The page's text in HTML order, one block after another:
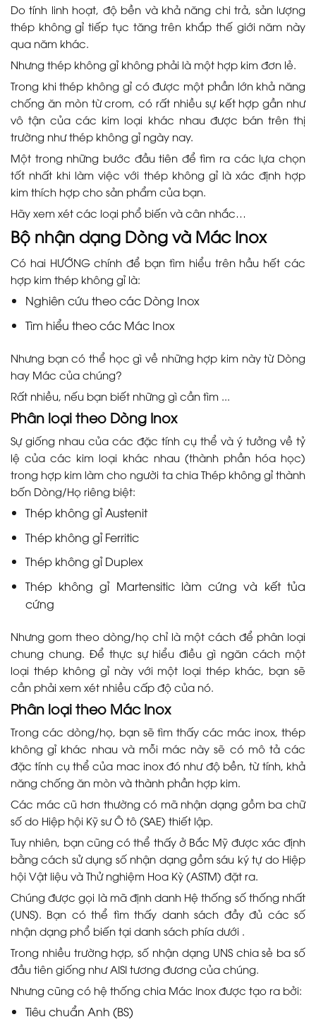
Do tính linh hoạt, độ bền và khả năng chi trả, sản lượng
thép không gỉ tiếp tục tăng trên khắp thế giới năm này
qua năm khác.
Nhưng thép không gỉ không phải là một hợp kim đơn lẻ.
Trong khi thép không gỉ có được một phần lớn khả năng
chống ăn mòn từ crom, có rất nhiều sự kết hợp gần như
vô tận của các kim loại khác nhau được bán trên thị
trường như thép không gỉ ngày nay.
Một trong những bước đầu tiên để tìm ra các lựa chọn
tốt nhất khi làm việc với thép không gỉ là xác định hợp
kim thích hợp cho sản phẩm của bạn.
Hãy xem xét các loại phổ biến và cân nhắc…
Bộ nhận dạng Dòng và Mác Inox
Có hai HƯỚNG chính để bạn tìm hiểu trên hầu hết các
hợp kim thép không gỉ là:
Nghiên cứu theo các Dòng Inox
Tìm hiểu theo các Mác Inox
Nhưng bạn có thể học gì về những hợp kim này từ Dòng
hay Mác của chúng?
Rất nhiều, nếu bạn biết những gì cần tìm ...
Phân loại theo Dòng Inox
Sự giống nhau của các đặc tính cụ thể và ý tưởng về tỷ
lệ của các kim loại khác nhau (thành phần hóa học)
trong hợp kim làm cho người ta chia Thép không gỉ thành
bốn Dòng/Họ riêng biệt:
Thép không gỉ Austenit
Thép không gỉ Ferritic
Thép không gỉ Duplex
Thép không gỉ Martensitic làm cứng và kết tủa
cứng
Nhưng gom theo dòng/họ chỉ là một cách để phân loại
chung chung. Để thực sự hiểu điều gì ngăn cách một
loại thép không gỉ này với một loại thép khác, bạn sẽ
cần phải xem xét nhiều cấp độ của nó.
Phân loại theo Mác Inox
Trong các dòng/họ, bạn sẽ tìm thấy các mác inox, thép
không gỉ khác nhau và mỗi mác này sẽ có mô tả các
đặc tính cụ thể của mac inox đó như độ bền, từ tính, khả
năng chống ăn mòn và thành phần hợp kim.
Các mác cũ hơn thường có mã nhận dạng gồm ba chữ
số do Hiệp hội Kỹ sư Ô tô (SAE) thiết lập.
Tuy nhiên, bạn cũng có thể thấy ở Bắc Mỹ được xác định
bằng cách sử dụng số nhận dạng gồm sáu ký tự do Hiệp
hội Vật liệu và Thử nghiệm Hoa Kỳ (ASTM) đặt ra.
Chúng được gọi là mã định danh Hệ thống số thống nhất
(UNS). Bạn có thể tìm thấy danh sách đầy đủ các số
nhận dạng phổ biến tại danh sách phía dưới .
Trong nhiều trường hợp, số nhận dạng UNS chia sẻ ba số
đầu tiên giống như AISI tương đương của chúng.
Nhưng cũng có hệ thống chia Mác Inox được tạo ra bởi:
Tiêu chuẩn Anh (BS)